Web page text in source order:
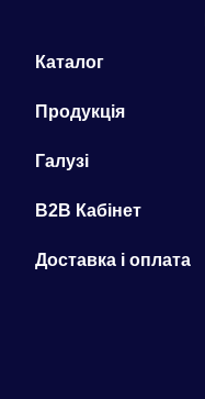
Каталог
Продукція
Галузі
B2B Кабінет
Доставка і оплата